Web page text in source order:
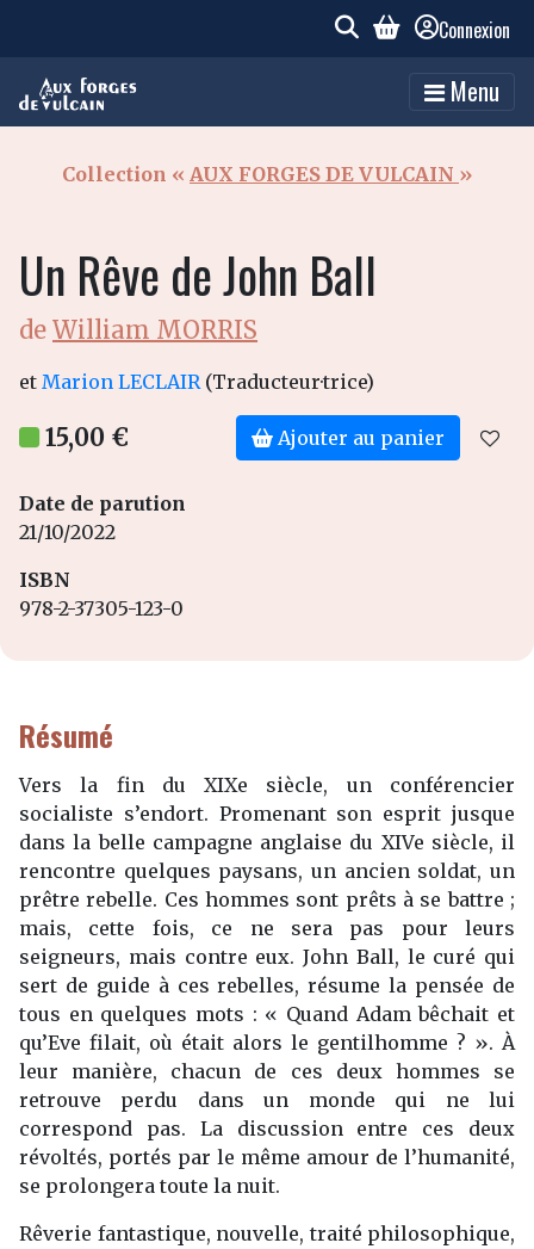
Connexion
Menu
Collection « AUX FORGES DE VULCAIN »
Un Rêve de John Ball
de William MORRIS
et Marion LECLAIR(Traducteur·trice)
15,00 € Ajouter au panier
Date de parution
21/10/2022
ISBN
978-2-37305-123-0
Résumé
Vers la fin du XIXe siècle, un conférencier
socialiste s’endort. Promenant son esprit jusque
dans la belle campagne anglaise du XIVe siècle, il
rencontre quelques paysans, un ancien soldat, un
prêtre rebelle. Ces hommes sont prêts à se battre ;
mais, cette fois, ce ne sera pas pour leurs
seigneurs, mais contre eux. John Ball, le curé qui
sert de guide à ces rebelles, résume la pensée de
tous en quelques mots : « Quand Adam bêchait et
qu’Eve filait, où était alors le gentilhomme ? ». À
leur manière, chacun de ces deux hommes se
retrouve perdu dans un monde qui ne lui
correspond pas. La discussion entre ces deux
révoltés, portés par le même amour de l’humanité,
se prolongera toute la nuit.
Rêverie fantastique, nouvelle, traité philosophique,